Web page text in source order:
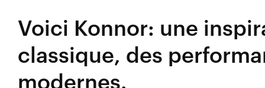
Voici Konnor: une
classique, des
modernes.